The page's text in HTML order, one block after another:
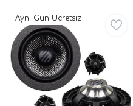
Aynı Gün Ücretsiz